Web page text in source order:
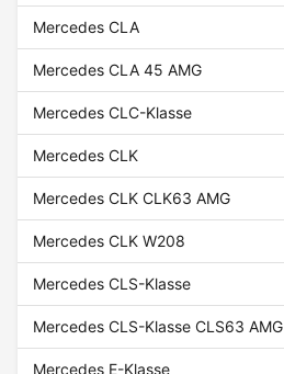
Mercedes CLA
Mercedes CLA 45 AMG
Mercedes CLC-Klasse
Mercedes CLK
Mercedes CLK CLK63 AMG
Mercedes CLK W208
Mercedes CLS-Klasse
Mercedes CLS-Klasse CLS63 AMG
Mercedes E-Klasse